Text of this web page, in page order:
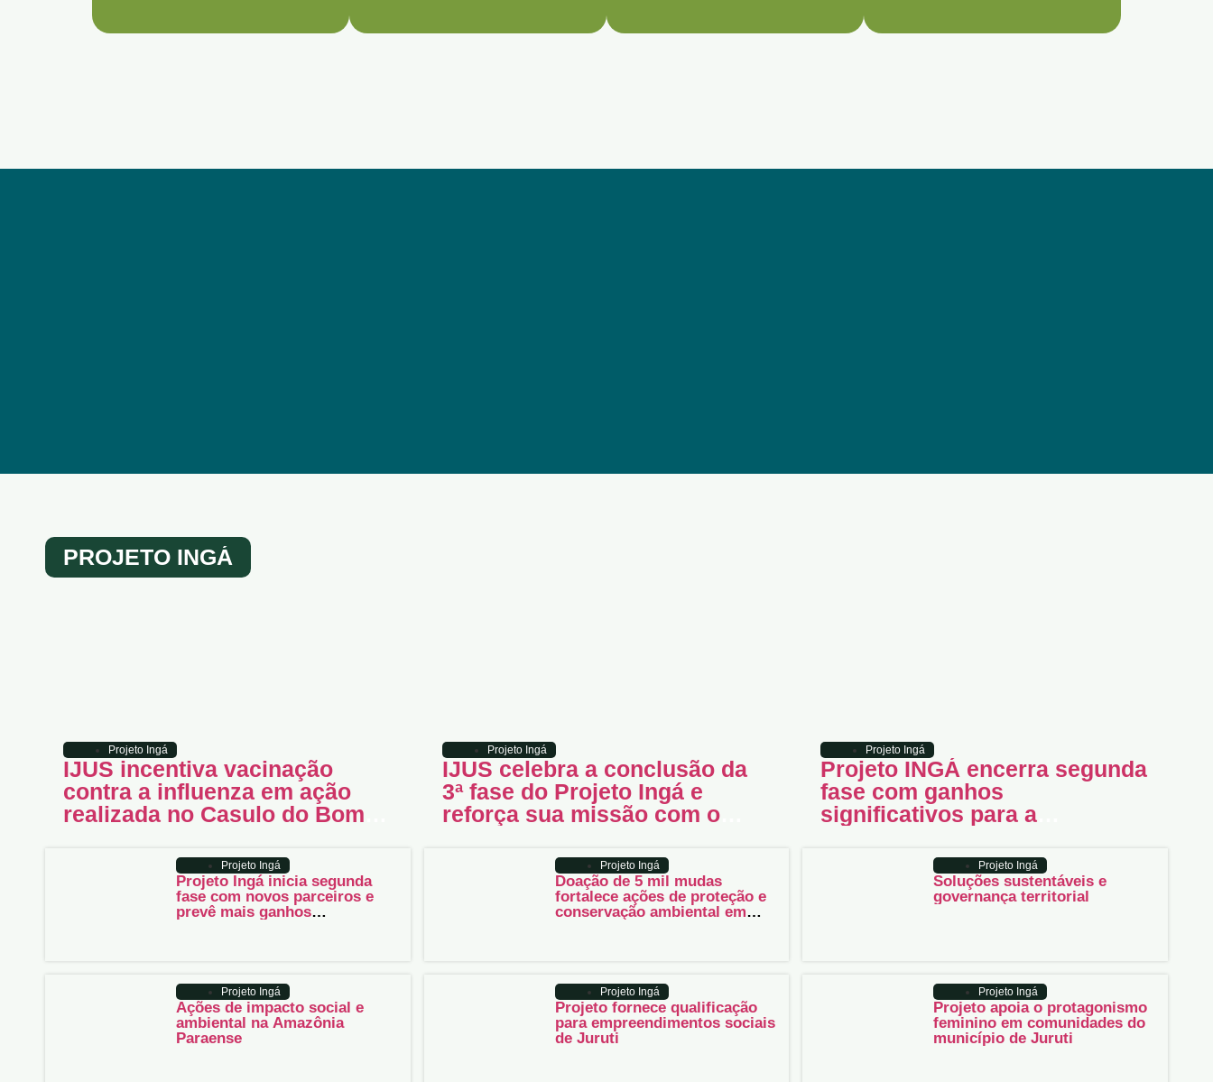
PROJETO INGÁ
Projeto Ingá
IJUS incentiva vacinação
contra a influenza em ação
realizada no Casulo do Bom
Projeto Ingá
IJUS celebra a conclusão da
3ª fase do Projeto Ingá e
reforça sua missão com o
Projeto Ingá
Projeto INGÁ encerra segunda
fase com ganhos
significativos para a
Projeto Ingá
Projeto Ingá inicia segunda
fase com novos parceiros e
prevê mais ganhos
Projeto Ingá
Doação de 5 mil mudas
fortalece ações de proteção e
conservação ambiental em
Projeto Ingá
Soluções sustentáveis e
governança territorial
Projeto Ingá
Ações de impacto social e
ambiental na Amazônia
Paraense
Projeto Ingá
Projeto fornece qualificação
para empreendimentos sociais
de Juruti
Projeto Ingá
Projeto apoia o protagonismo
feminino em comunidades do
município de Juruti